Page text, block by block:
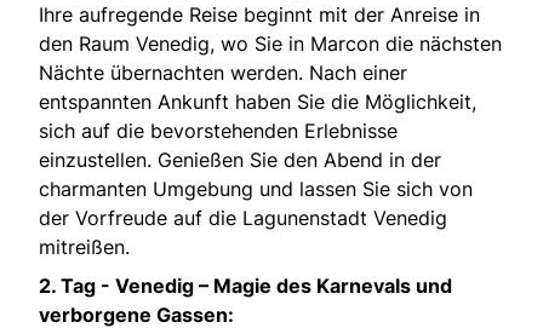
Ihre aufregende Reise beginnt mit der Anreise in
den Raum Venedig, wo Sie in Marcon die nächsten
Nächte übernachten werden. Nach einer
entspannten Ankunft haben Sie die Möglichkeit,
sich auf die bevorstehenden Erlebnisse
einzustellen. Genießen Sie den Abend in der
charmanten Umgebung und lassen Sie sich von
der Vorfreude auf die Lagunenstadt Venedig
mitreißen.
2. Tag - Venedig – Magie des Karnevals und
verborgene Gassen: